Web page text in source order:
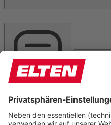
Text ausrichten Textlupe
Farben